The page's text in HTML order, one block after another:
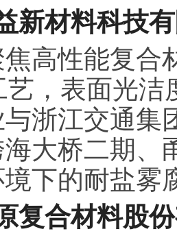
新材料科技
高性能复合
艺，表面光
浙江交通集
大桥二期、
下的耐盐雾
复合材料股